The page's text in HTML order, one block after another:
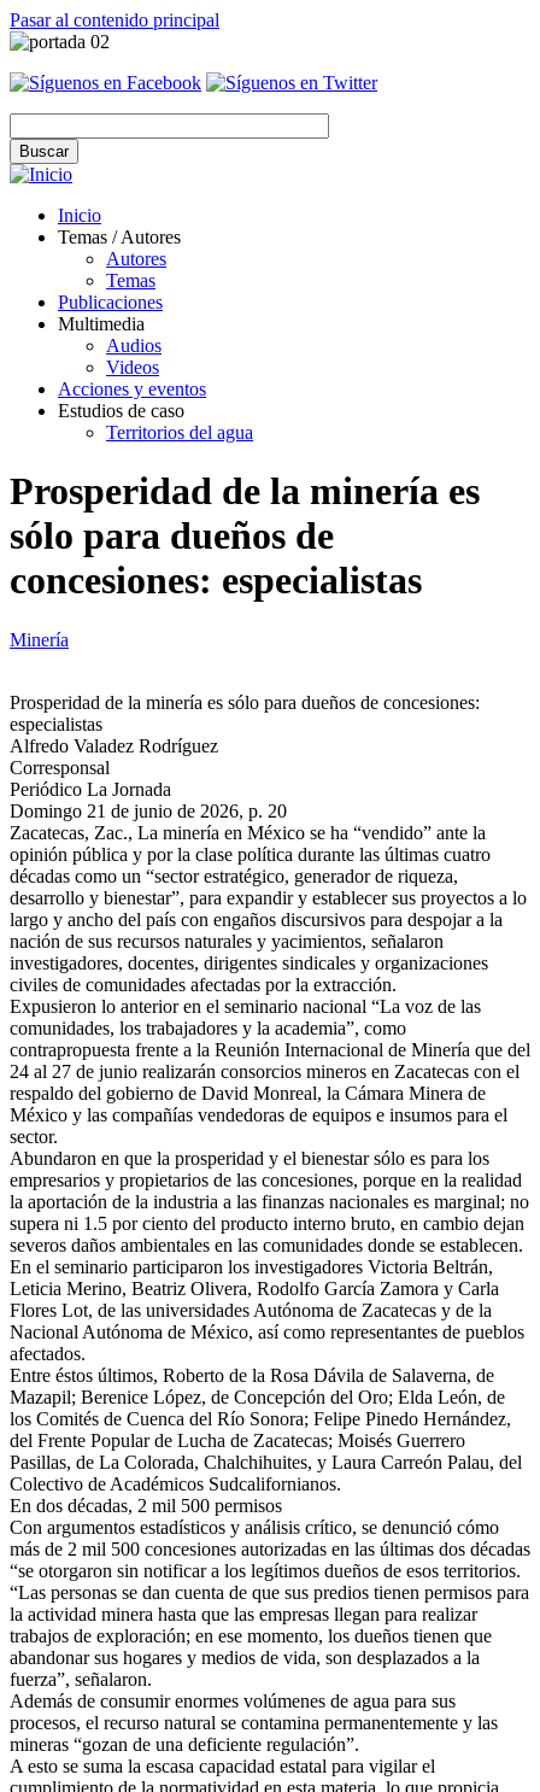
Pasar al contenido principal
Inicio
Temas / Autores
Autores
Temas
Publicaciones
Multimedia
Audios
Videos
Acciones y eventos
Estudios de caso
Territorios del agua
Prosperidad de la minería es
sólo para dueños de
concesiones: especialistas
Minería
Prosperidad de la minería es sólo para dueños de concesiones:
especialistas
Alfredo Valadez Rodríguez
Corresponsal
Periódico La Jornada
Domingo 21 de junio de 2026, p. 20
Zacatecas, Zac., La minería en México se ha “vendido” ante la
opinión pública y por la clase política durante las últimas cuatro
décadas como un “sector estratégico, generador de riqueza,
desarrollo y bienestar”, para expandir y establecer sus proyectos a lo
largo y ancho del país con engaños discursivos para despojar a la
nación de sus recursos naturales y yacimientos, señalaron
investigadores, docentes, dirigentes sindicales y organizaciones
civiles de comunidades afectadas por la extracción.
Expusieron lo anterior en el seminario nacional “La voz de las
comunidades, los trabajadores y la academia”, como
contrapropuesta frente a la Reunión Internacional de Minería que del
24 al 27 de junio realizarán consorcios mineros en Zacatecas con el
respaldo del gobierno de David Monreal, la Cámara Minera de
México y las compañías vendedoras de equipos e insumos para el
sector.
Abundaron en que la prosperidad y el bienestar sólo es para los
empresarios y propietarios de las concesiones, porque en la realidad
la aportación de la industria a las finanzas nacionales es marginal; no
supera ni 1.5 por ciento del producto interno bruto, en cambio dejan
severos daños ambientales en las comunidades donde se establecen.
En el seminario participaron los investigadores Victoria Beltrán,
Leticia Merino, Beatriz Olivera, Rodolfo García Zamora y Carla
Flores Lot, de las universidades Autónoma de Zacatecas y de la
Nacional Autónoma de México, así como representantes de pueblos
afectados.
Entre éstos últimos, Roberto de la Rosa Dávila de Salaverna, de
Mazapil; Berenice López, de Concepción del Oro; Elda León, de
los Comités de Cuenca del Río Sonora; Felipe Pinedo Hernández,
del Frente Popular de Lucha de Zacatecas; Moisés Guerrero
Pasillas, de La Colorada, Chalchihuites, y Laura Carreón Palau, del
Colectivo de Académicos Sudcalifornianos.
En dos décadas, 2 mil 500 permisos
Con argumentos estadísticos y análisis crítico, se denunció cómo
más de 2 mil 500 concesiones autorizadas en las últimas dos décadas
“se otorgaron sin notificar a los legítimos dueños de esos territorios.
“Las personas se dan cuenta de que sus predios tienen permisos para
la actividad minera hasta que las empresas llegan para realizar
trabajos de exploración; en ese momento, los dueños tienen que
abandonar sus hogares y medios de vida, son desplazados a la
fuerza”, señalaron.
Además de consumir enormes volúmenes de agua para sus
procesos, el recurso natural se contamina permanentemente y las
mineras “gozan de una deficiente regulación”.
A esto se suma la escasa capacidad estatal para vigilar el
cumplimiento de la normatividad en esta materia, lo que propicia